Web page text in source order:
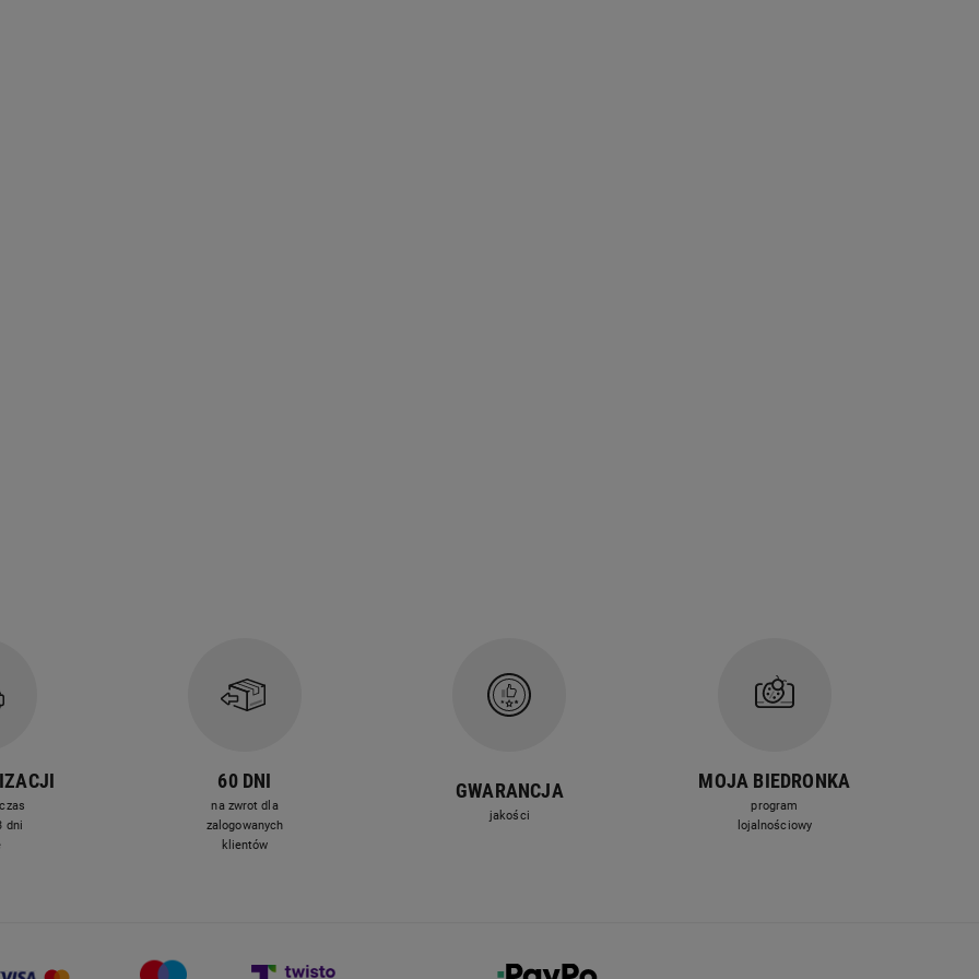
kołdra Aloe Vera
dni
60 DNI
na zwrot dla
zalogowanych
klientów
GWARANCJA
jakości
MOJA BIEDRONKA
program
lojalnościowy